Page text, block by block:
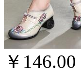
￥146.00